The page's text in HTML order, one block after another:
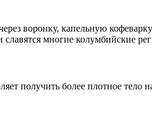
воронку, капельную
славятся многие колумбийские
получить более плотное